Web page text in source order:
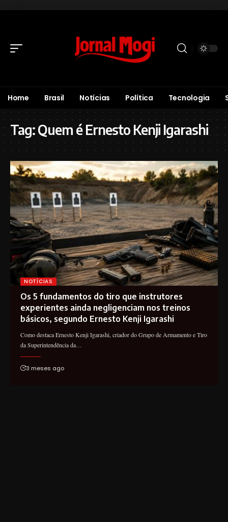
Home Brasil Notícias Política Tecnologia
Tag:Quem é Ernesto Kenji Igarashi
NOTÍCIAS
Os 5 fundamentos do tiro que instrutores
experientes ainda negligenciam nos treinos
básicos, segundo Ernesto Kenji Igarashi
Como destaca Ernesto Kenji Igarashi, criador do Grupo de Armamento e Tiro
da Superintendência da…
3 meses ago